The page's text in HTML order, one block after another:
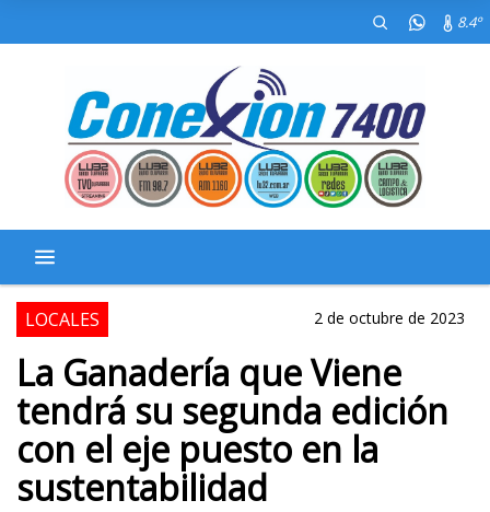
8.4º
LOCALES 2 de octubre de 2023
La Ganadería que Viene
tendrá su segunda edición
con el eje puesto en la
sustentabilidad